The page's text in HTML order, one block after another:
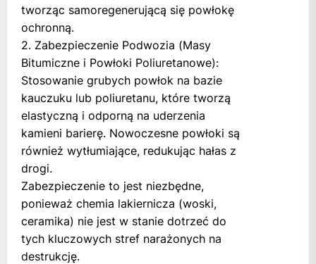
tworząc samoregenerującą się powłokę
ochronną.
2. Zabezpieczenie Podwozia (Masy
Bitumiczne i Powłoki Poliuretanowe):
Stosowanie grubych powłok na bazie
kauczuku lub poliuretanu, które tworzą
elastyczną i odporną na uderzenia
kamieni barierę. Nowoczesne powłoki są
również wytłumiające, redukując hałas z
drogi.
Zabezpieczenie to jest niezbędne,
ponieważ chemia lakiernicza (woski,
ceramika) nie jest w stanie dotrzeć do
tych kluczowych stref narażonych na
destrukcję.